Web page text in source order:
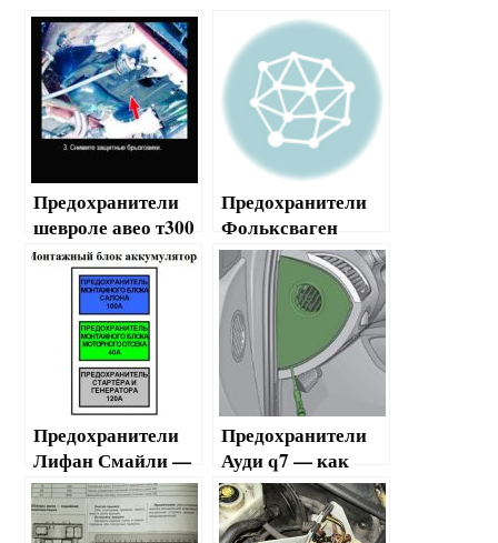
Предохранители
шевроле авео т300
— как найти и
поменять
Предохранители
Фольксваген
Кадди — как
найти и как
поменять
Предохранители
Лифан Смайли —
как найти, как
поменять
Предохранители
Ауди q7 — как
найти и поменять